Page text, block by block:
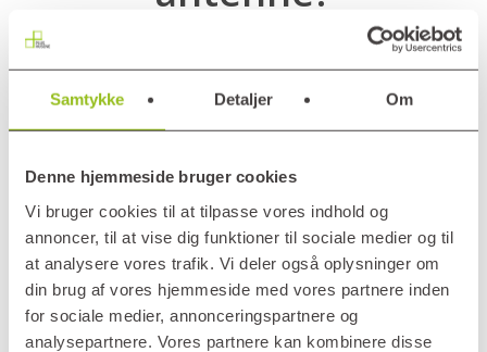
Samtykke Detaljer Om
Denne hjemmeside bruger cookies
Vi bruger cookies til at tilpasse vores indhold og
annoncer, til at vise dig funktioner til sociale medier og til
at analysere vores trafik. Vi deler også oplysninger om
din brug af vores hjemmeside med vores partnere inden
for sociale medier, annonceringspartnere og
analysepartnere. Vores partnere kan kombinere disse
anden antenne?
Der må ikke opsættes antenner
herunder parabolantenner af nogen art
på bygningerne, terrasserne, altanerne
m.v.